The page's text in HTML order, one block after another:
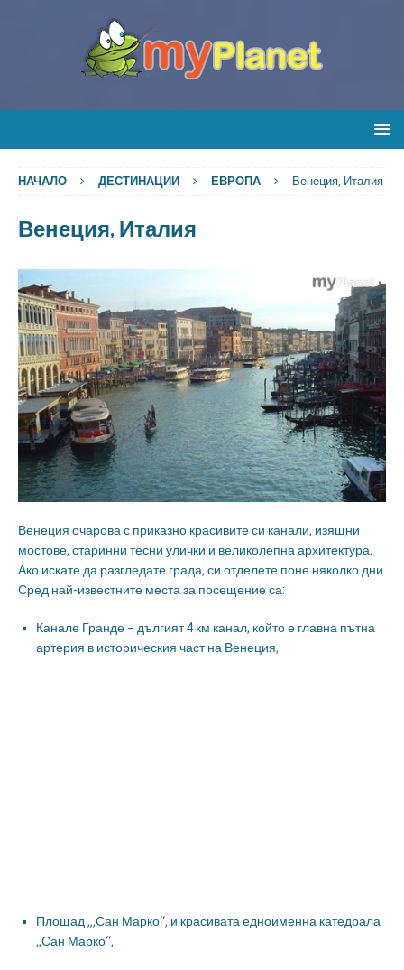
НАЧАЛО ДЕСТИНАЦИИ ЕВРОПА Венеция, Италия
Венеция, Италия
Венеция очарова с приказно красивите си канали, изящни
мостове, старинни тесни улички и великолепна архитектура.
Ако искате да разгледате града, си отделете поне няколко дни.
Сред най-известните места за посещение са:
Канале Гранде – дългият 4 км канал, който е главна пътна
артерия в историческия част на Венеция,
Площад „,Сан Марко“, и красивата едноименна катедрала
„Сан Марко“,